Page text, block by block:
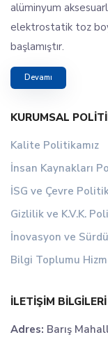
alüminyum
elektrostatik toz
başlamıştır.
Devamı
KURUMSAL
Kalite Politikamız
İnsan Kaynakları
İSG ve Çevre
Gizlilik ve K.V.K.
İnovasyon ve
Bilgi Toplumu
İLETIŞIM BILGILERI
Adres: Barış